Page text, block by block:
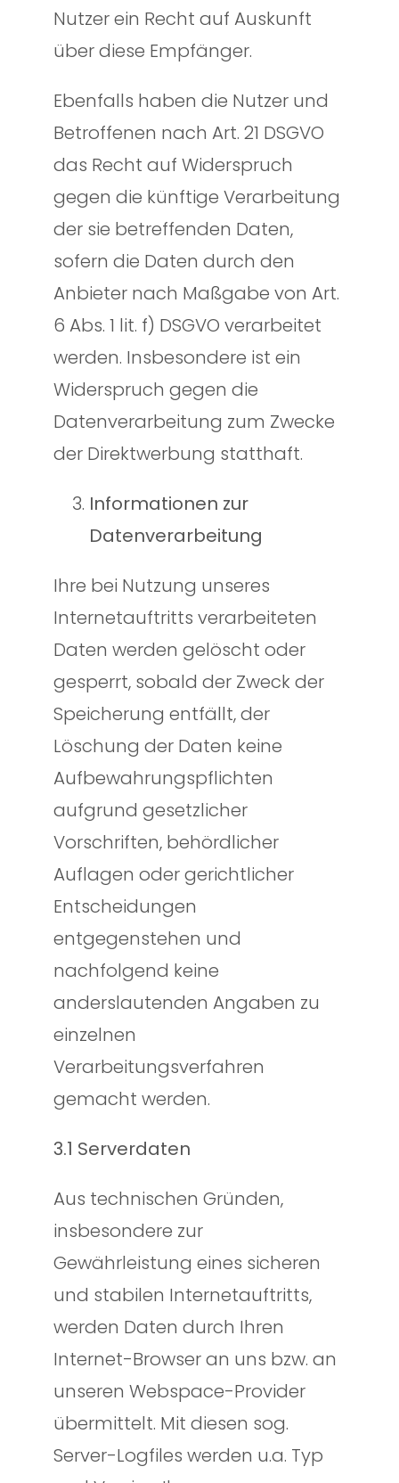
Nutzer ein Recht auf Auskunft
über diese Empfänger.
Ebenfalls haben die Nutzer und
Betroffenen nach Art. 21 DSGVO
das Recht auf Widerspruch
gegen die künftige Verarbeitung
der sie betreffenden Daten,
sofern die Daten durch den
Anbieter nach Maßgabe von Art.
6 Abs. 1 lit. f) DSGVO verarbeitet
werden. Insbesondere ist ein
Widerspruch gegen die
Datenverarbeitung zum Zwecke
der Direktwerbung statthaft.
Informationen zur
Datenverarbeitung
Ihre bei Nutzung unseres
Internetauftritts verarbeiteten
Daten werden gelöscht oder
gesperrt, sobald der Zweck der
Speicherung entfällt, der
Löschung der Daten keine
Aufbewahrungspflichten
aufgrund gesetzlicher
Vorschriften, behördlicher
Auflagen oder gerichtlicher
Entscheidungen
entgegenstehen und
nachfolgend keine
anderslautenden Angaben zu
einzelnen
Verarbeitungsverfahren
gemacht werden.
3.1 Serverdaten
Aus technischen Gründen,
insbesondere zur
Gewährleistung eines sicheren
und stabilen Internetauftritts,
werden Daten durch Ihren
Internet-Browser an uns bzw. an
unseren Webspace-Provider
übermittelt. Mit diesen sog.
Server-Logfiles werden u.a. Typ